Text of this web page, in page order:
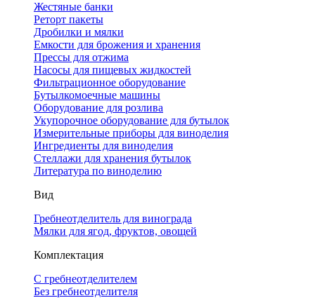
Жестяные банки
Реторт пакеты
Дробилки и мялки
Емкости для брожения и хранения
Прессы для отжима
Насосы для пищевых жидкостей
Фильтрационное оборудование
Бутылкомоечные машины
Оборудование для розлива
Укупорочное оборудование для бутылок
Измерительные приборы для виноделия
Ингредиенты для виноделия
Стеллажи для хранения бутылок
Литература по виноделию
Вид
Гребнеотделитель для винограда
Мялки для ягод, фруктов, овощей
Комплектация
С гребнеотделителем
Без гребнеотделителя